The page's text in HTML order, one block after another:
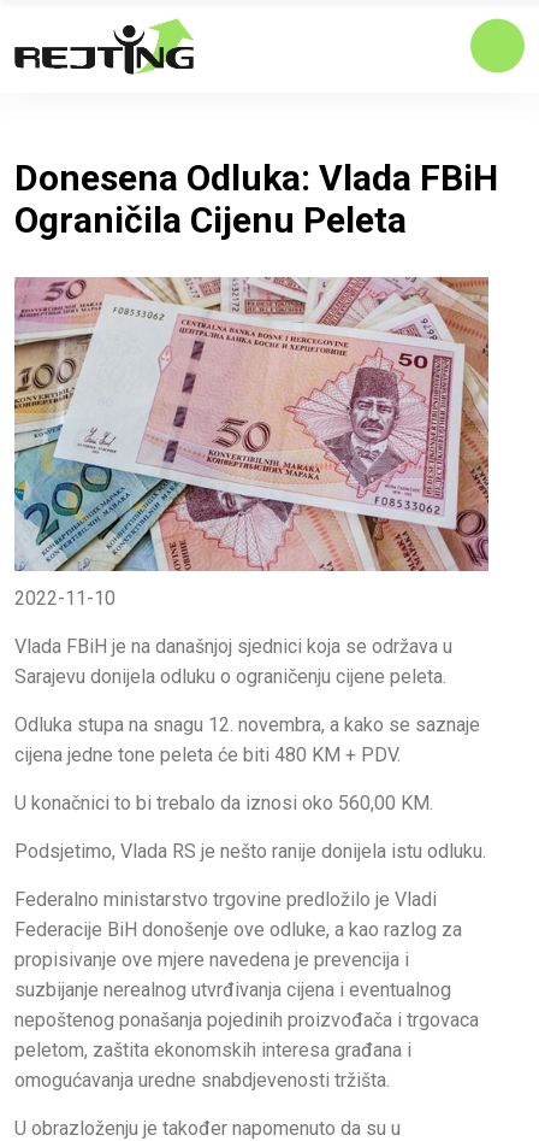
Donesena Odluka: Vlada FBiH
Ograničila Cijenu Peleta
2022-11-10
Vlada FBiH je na današnjoj sjednici koja se održava u
Sarajevu donijela odluku o ograničenju cijene peleta.
Odluka stupa na snagu 12. novembra, a kako se saznaje
cijena jedne tone peleta će biti 480 KM + PDV.
U konačnici to bi trebalo da iznosi oko 560,00 KM.
Podsjetimo, Vlada RS je nešto ranije donijela istu odluku.
Federalno ministarstvo trgovine predložilo je Vladi
Federacije BiH donošenje ove odluke, a kao razlog za
propisivanje ove mjere navedena je prevencija i
suzbijanje nerealnog utvrđivanja cijena i eventualnog
nepoštenog ponašanja pojedinih proizvođača i trgovaca
peletom, zaštita ekonomskih interesa građana i
omogućavanja uredne snabdjevenosti tržišta.
U obrazloženju je također napomenuto da su u